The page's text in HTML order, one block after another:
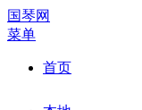
国琴网
菜单
首页